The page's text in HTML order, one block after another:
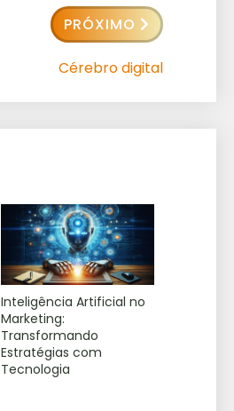
PRÓXIMO
Cérebro digital
Inteligência Artificial no
Marketing:
Transformando
Estratégias com
Tecnologia